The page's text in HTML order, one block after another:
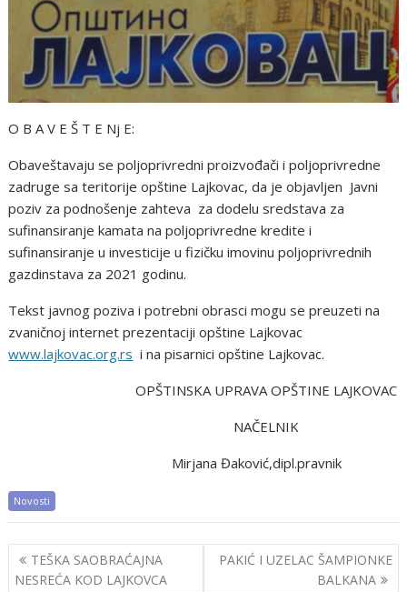
O B A V E Š T E Nj E:
Obaveštavaju se poljoprivredni proizvođači i poljoprivredne
zadruge sa teritorije opštine Lajkovac, da je objavljen Javni
poziv za podnošenje zahteva za dodelu sredstava za
sufinansiranje kamata na poljoprivredne kredite i
sufinansiranje u investicije u fizičku imovinu poljoprivrednih
gazdinstava za 2021 godinu.
Tekst javnog poziva i potrebni obrasci mogu se preuzeti na
zvaničnoj internet prezentaciji opštine Lajkovac
www.lajkovac.org.rs i na pisarnici opštine Lajkovac.
OPŠTINSKA UPRAVA OPŠTINE LAJKOVAC
NAČELNIK
Mirjana Đaković,dipl.pravnik
Novosti
Post
navigation
TEŠKA SAOBRAĆAJNA
NESREĆA KOD LAJKOVCA
PAKIĆ I UZELAC ŠAMPIONKE
BALKANA